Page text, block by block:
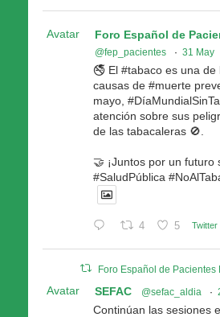
Avatar Foro Español de
@fep_pacientes · 31 May
🚭 El #tabaco es una de
causas de #muerte
mayo,
atención sobre sus
de las tabacaleras 🚫.
🤝 ¡Juntos por un futuro
#SaludPública
4 5 Twitter
Foro Español de Pacientes
Avatar SEFAC @sefac_aldia ·
Continúan las sesiones